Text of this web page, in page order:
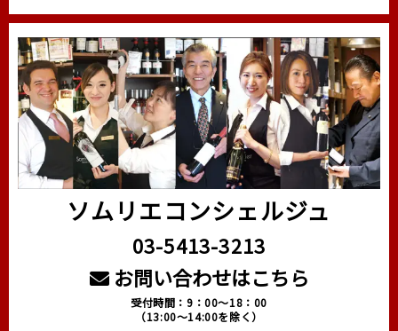
ソムリエコンシェルジュ
03-5413-3213
お問い合わせはこちら
受付時間：9：00～18：00
（13:00～14:00を除く）